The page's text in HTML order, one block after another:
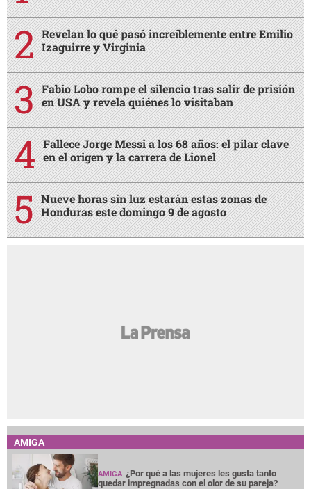
Revelan lo qué pasó increíblemente entre Emilio
Izaguirre y Virginia
Fabio Lobo rompe el silencio tras salir de prisión
en USA y revela quiénes lo visitaban
Fallece Jorge Messi a los 68 años: el pilar clave
en el origen y la carrera de Lionel
Nueve horas sin luz estarán estas zonas de
Honduras este domingo 9 de agosto
AMIGA
AMIGA ¿Por qué a las mujeres les gusta tanto
quedar impregnadas con el olor de su pareja?